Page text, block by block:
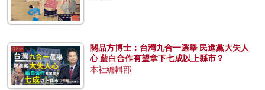
關品方博士：台灣九合一選舉 民進黨大失人
心 藍白合作有望拿下七成以上縣市？
本社編輯部